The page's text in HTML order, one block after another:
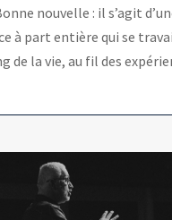
nouvelle : il s’agit
à part entière qui se
de la vie, au fil des